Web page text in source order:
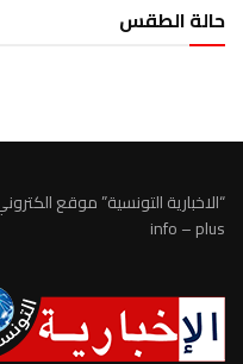
حالة الطقس
“الاخبارية التونسية” موقع
info – plus